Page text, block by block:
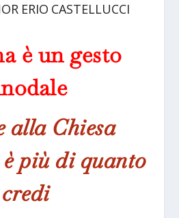
ERIO CASTELLUCCI
è un gesto
alla Chiesa
più di quanto
credi